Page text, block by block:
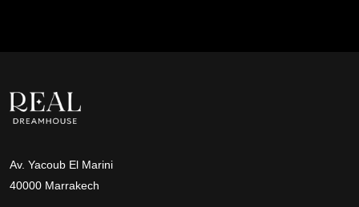
Av. Yacoub El Marini
40000 Marrakech